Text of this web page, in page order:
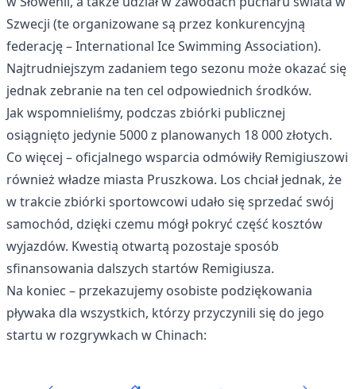
Szwecji (te organizowane są przez konkurencyjną
federację – International Ice Swimming Association).
Najtrudniejszym zadaniem tego sezonu może okazać się
jednak zebranie na ten cel odpowiednich środków.
Jak wspomnieliśmy, podczas zbiórki publicznej
osiągnięto jedynie 5000 z planowanych 18 000 złotych.
Co więcej – oficjalnego wsparcia odmówiły Remigiuszowi
również władze miasta Pruszkowa. Los chciał jednak, że
w trakcie zbiórki sportowcowi udało się sprzedać swój
samochód, dzięki czemu mógł pokryć część kosztów
wyjazdów. Kwestią otwartą pozostaje sposób
sfinansowania dalszych startów Remigiusza.
Na koniec – przekazujemy osobiste podziękowania
pływaka dla wszystkich, którzy przyczynili się do jego
startu w rozgrywkach w Chinach: